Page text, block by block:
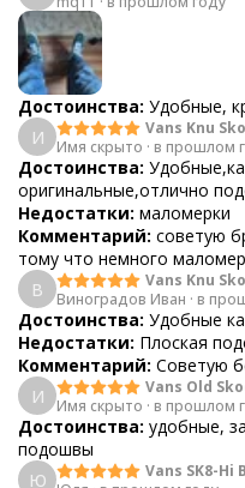
Достоинства: Удобные,
И
Vans Knu
Имя скрыто · в прошлом
Достоинства:
оригинальные,отлично
Недостатки: маломерки
Комментарий: советую
тому что немного
В
Vans Knu
Виноградов Иван · в
Достоинства: Удобные
Недостатки: Плоская
Комментарий: Советую
И
Vans Old
Имя скрыто · в прошлом
Достоинства: удобные,
подошвы
Ю
Vans SK8-Hi